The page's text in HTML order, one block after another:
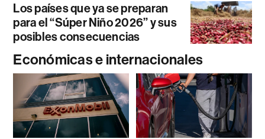
Los países que ya se preparan
para el “Súper Niño 2026” y sus
posibles consecuencias
Económicas e internacionales